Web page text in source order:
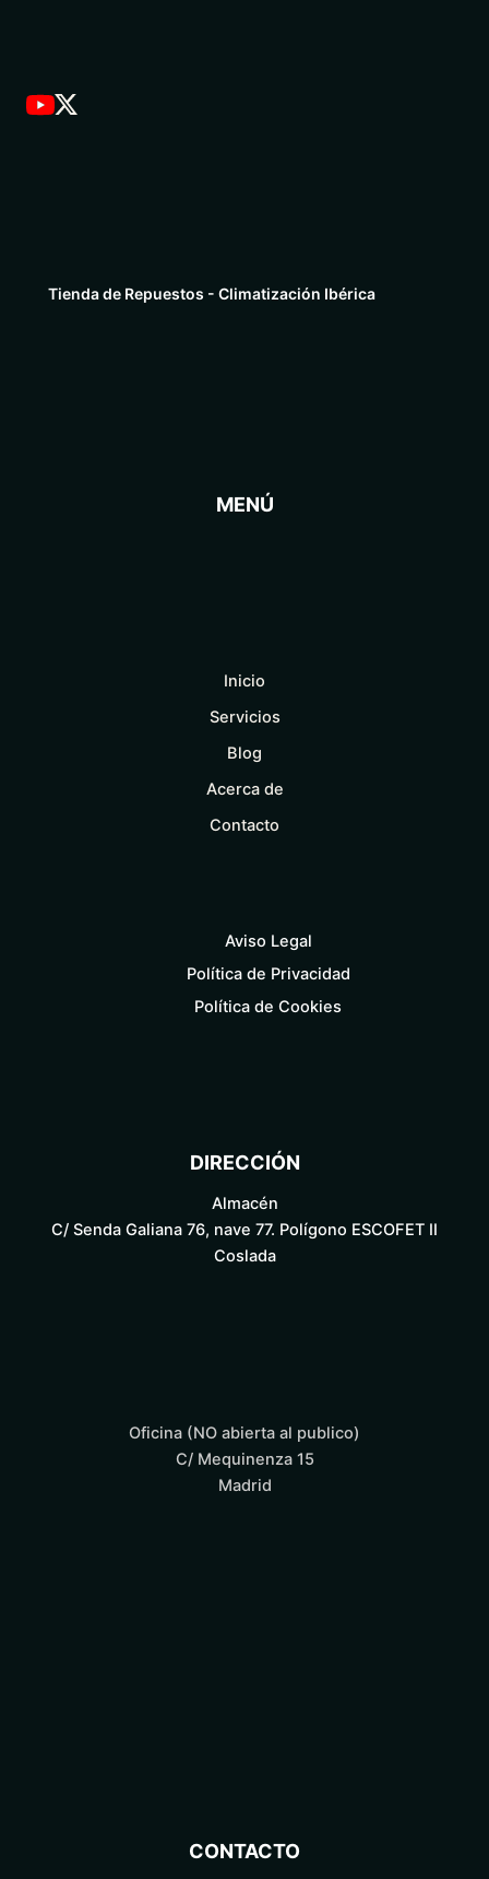
Tienda de Repuestos - Climatización Ibérica
MENÚ
Inicio
Servicios
Blog
Acerca de
Contacto
Aviso Legal
Política de Privacidad
Política de Cookies
DIRECCIÓN
Almacén
C/ Senda Galiana 76, nave 77. Polígono ESCOFET II
Coslada
Oficina (NO abierta al publico)
C/ Mequinenza 15
Madrid
CONTACTO